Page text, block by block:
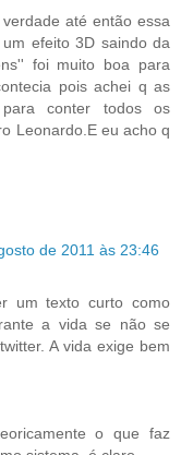
até então essa
efeito 3D saindo da
foi muito boa para
pois achei q as
conter todos os
Leonardo.E eu acho q
de 2011 às 23:46
um texto curto como
a vida se não se
A vida exige bem
o que faz